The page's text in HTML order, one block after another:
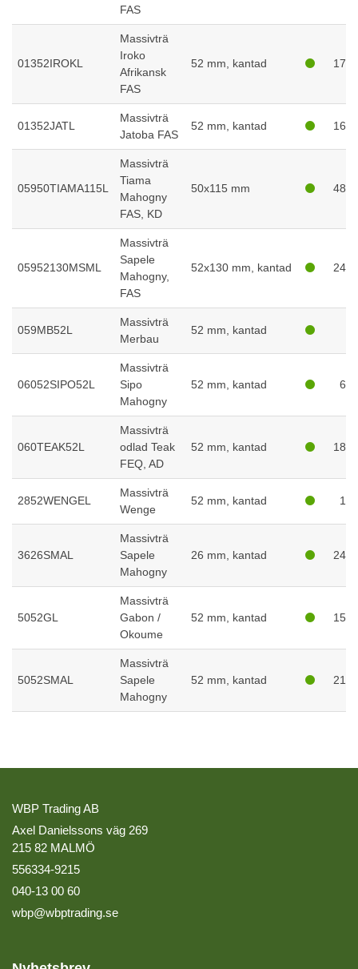
FAS
01352IROKL
Massivträ
Iroko
Afrikansk
FAS
52 mm, kantad 1724
01352JATL
Massivträ
Jatoba FAS
52 mm, kantad 1636
05950TIAMA115L
Massivträ
Tiama
Mahogny
FAS, KD
50x115 mm 4836
05952130MSML
Massivträ
Sapele
Mahogny,
FAS
52x130 mm, kantad 2474
059MB52L
Massivträ
Merbau
52 mm, kantad
06052SIPO52L
Massivträ
Sipo
Mahogny
52 mm, kantad 662
060TEAK52L
Massivträ
odlad Teak
FEQ, AD
52 mm, kantad 1869
2852WENGEL
Massivträ
Wenge
52 mm, kantad 133
3626SMAL
Massivträ
Sapele
Mahogny
26 mm, kantad 2461
5052GL
Massivträ
Gabon /
Okoume
52 mm, kantad 1562
5052SMAL
Massivträ
Sapele
Mahogny
52 mm, kantad 2125
WBP Trading AB
Axel Danielssons väg 269
215 82 MALMÖ
556334-9215
040-13 00 60
wbp@wbptrading.se